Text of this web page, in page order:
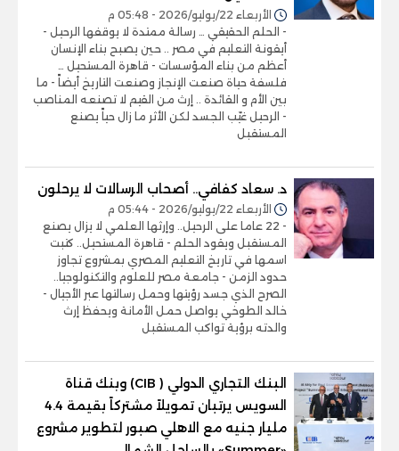
الأربعاء 22/يوليو/2026 - 05:48 م
- الحلم الحقيقي … رسالة ممتدة لا يوقفها الرحيل -
أيقونة التعليم في مصر .. حين يصبح بناء الإنسان
أعظم من بناء المؤسسات - قاهرة المستحيل …
فلسفة حياة صنعت الإنجاز وصنعت التاريخ أيضاً - ما
بين الأم و القائدة .. إرث من القيم لا تصنعه المناصب
- الرحيل غيّب الجسد لكن الأثر ما زال حياً يصنع
المستقبل
د. سعاد كفافي.. أصحاب الرسالات لا يرحلون
الأربعاء 22/يوليو/2026 - 05:44 م
- 22 عاما على الرحيل.. وإرثها العلمي لا يزال يصنع
المستقبل ويقود الحلم - قاهرة المستحيل.. كتبت
اسمها في تاريخ التعليم المصري بمشروع تجاوز
حدود الزمن - جامعة مصر للعلوم والتكنولوجيا..
الصرح الذي جسد رؤيتها وحمل رسالتها عبر الأجيال -
خالد الطوخي يواصل حمل الأمانة ويحفظ إرث
والدته برؤية تواكب المستقبل
البنك التجاري الدولي ( CIB) وبنك قناة
السويس يرتبان تمويلاً مشتركاً بقيمة 4.4
مليار جنيه مع الاهلي صبور لتطوير مشروع